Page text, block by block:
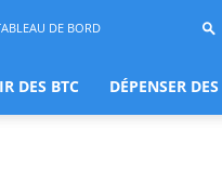
DE BORD
DES BTC DÉPENSER